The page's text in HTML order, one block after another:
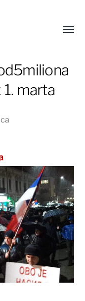
marta